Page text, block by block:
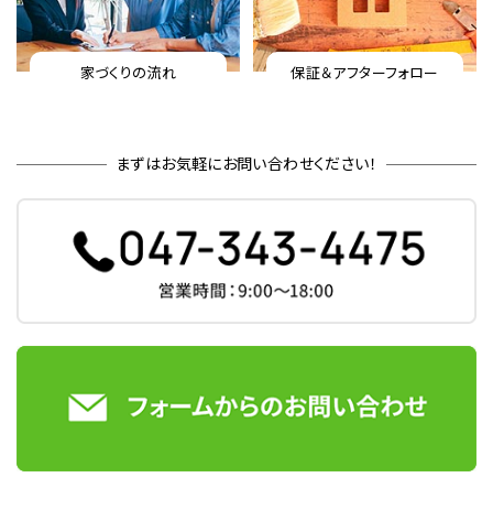
家づくりの流れ 保証＆アフターフォロー
まずはお気軽にお問い合わせください！